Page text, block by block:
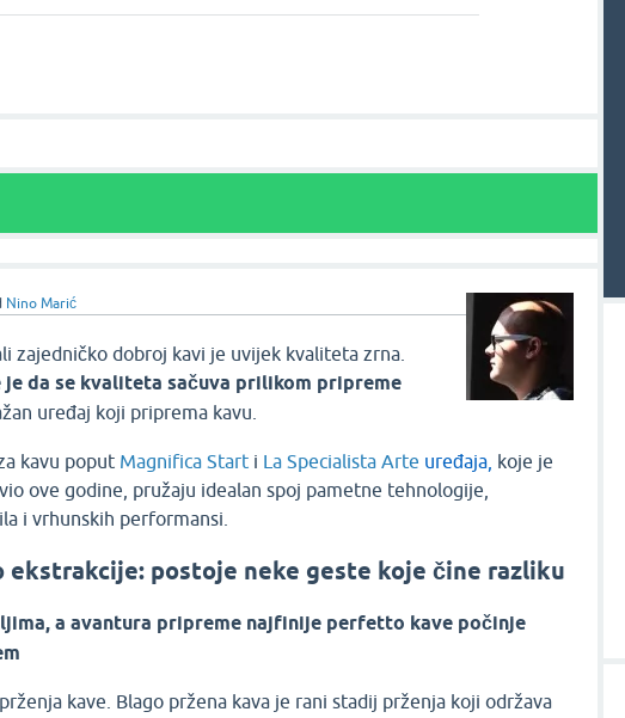
Nino Marić
zajedničko dobroj kavi je uvijek kvaliteta zrna.
je da se kvaliteta sačuva prilikom pripreme
uređaj koji priprema kavu.
kavu poput Magnifica Start i La Specialista Arte uređaja, koje je
ove godine, pružaju idealan spoj pametne tehnologije,
i vrhunskih performansi.
ekstrakcije: postoje neke geste koje čine razliku
a avantura pripreme najfinije perfetto kave počinje
kave. Blago pržena kava je rani stadij prženja koji održava